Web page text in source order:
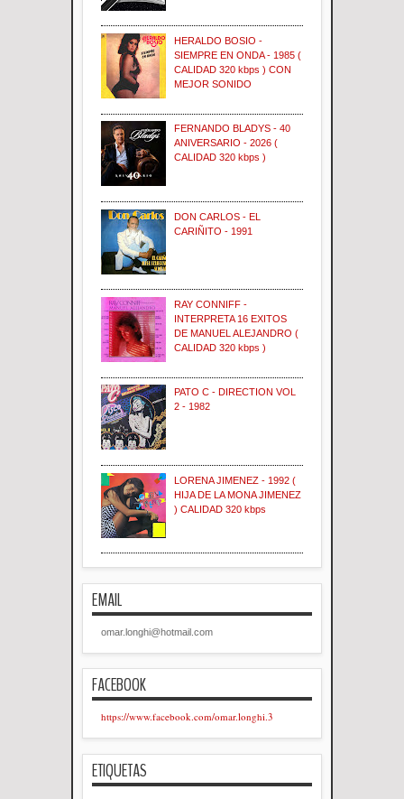
HERALDO BOSIO -
SIEMPRE EN ONDA - 1985 (
CALIDAD 320 kbps ) CON
MEJOR SONIDO
FERNANDO BLADYS - 40
ANIVERSARIO - 2026 (
CALIDAD 320 kbps )
DON CARLOS - EL
CARIÑITO - 1991
RAY CONNIFF -
INTERPRETA 16 EXITOS
DE MANUEL ALEJANDRO (
CALIDAD 320 kbps )
PATO C - DIRECTION VOL
2 - 1982
LORENA JIMENEZ - 1992 (
HIJA DE LA MONA JIMENEZ
) CALIDAD 320 kbps
EMAIL
omar.longhi@hotmail.com
FACEBOOK
https://www.facebook.com/omar.longhi.3
ETIQUETAS